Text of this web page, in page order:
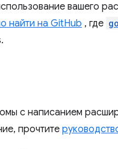
вашего
найти на GitHub , где
с написанием
прочтите